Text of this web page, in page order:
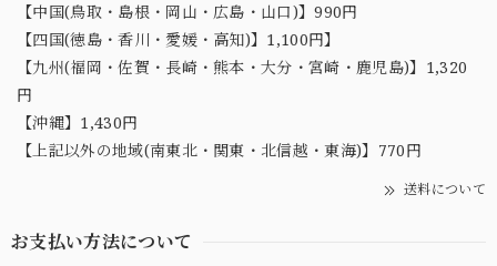
【中国(鳥取・島根・岡山・広島・山口)】990円
【四国(徳島・香川・愛媛・高知)】1,100円】
【九州(福岡・佐賀・長崎・熊本・大分・宮崎・鹿児島)】1,320
円
【沖縄】1,430円
【上記以外の地域(南東北・関東・北信越・東海)】770円
送料について
お支払い方法について